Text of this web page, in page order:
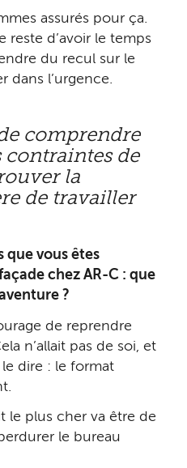
assurés pour ça.
reste d’avoir le temps
du recul sur le
dans l’urgence.
comprendre
contraintes de
la
de travailler
que vous êtes
chez AR-C : que
?
de reprendre
n’allait pas de soi, et
dire : le format
le plus cher va être de
le bureau